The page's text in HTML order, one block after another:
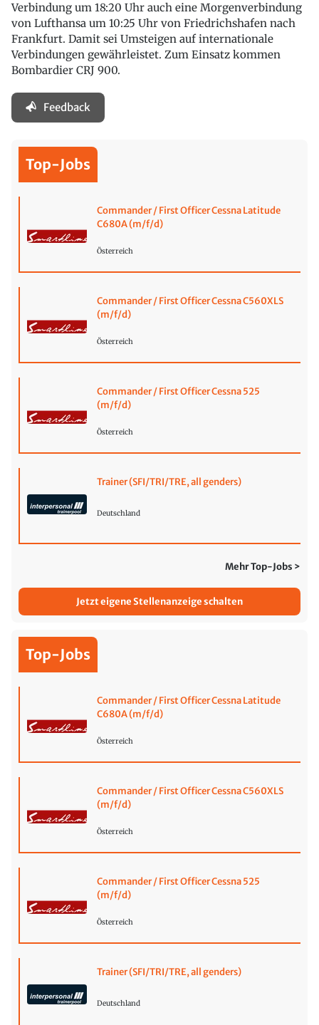
Verbindung um 18:20 Uhr auch eine Morgenverbindung
von Lufthansa um 10:25 Uhr von Friedrichshafen nach
Frankfurt. Damit sei Umsteigen auf internationale
Verbindungen gewährleistet. Zum Einsatz kommen
Bombardier CRJ 900.
Feedback
Top-Jobs
Commander / First Officer Cessna Latitude
C680A (m/f/d)
Österreich
Commander / First Officer Cessna C560XLS
(m/f/d)
Österreich
Commander / First Officer Cessna 525
(m/f/d)
Österreich
Trainer (SFI/TRI/TRE, all genders)
Deutschland
Mehr Top-Jobs >
Jetzt eigene Stellenanzeige schalten
Top-Jobs
Commander / First Officer Cessna Latitude
C680A (m/f/d)
Österreich
Commander / First Officer Cessna C560XLS
(m/f/d)
Österreich
Commander / First Officer Cessna 525
(m/f/d)
Österreich
Trainer (SFI/TRI/TRE, all genders)
Deutschland